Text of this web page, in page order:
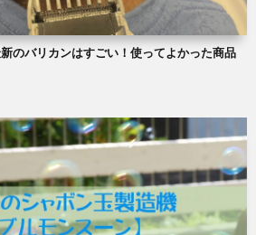
のバリカンはすごい！使ってよかった商品